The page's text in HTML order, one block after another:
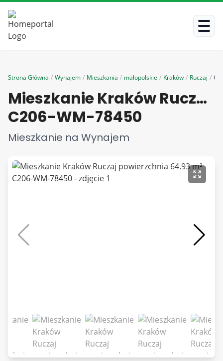
Strona Główna / Wynajem / Mieszkania / małopolskie / Kraków / Ruczaj /
Mieszkanie Kraków Ruczaj powierzchnia 64.93 m²
C206-WM-78450
Mieszkanie na Wynajem